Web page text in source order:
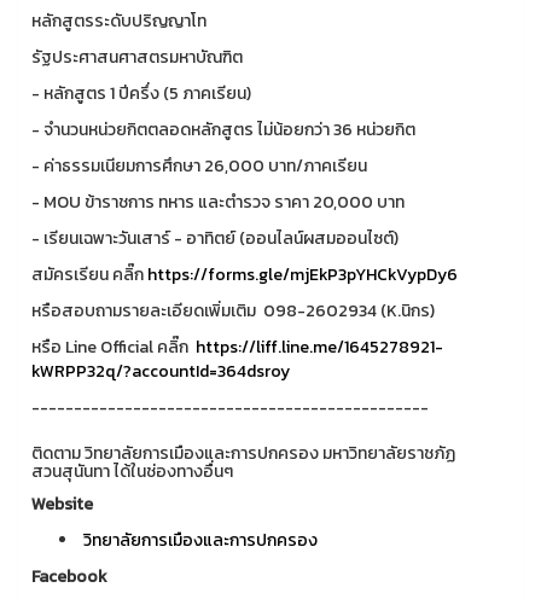
หลักสูตรระดับปริญญาโท
️รัฐประศาสนศาสตรมหาบัณฑิต
- หลักสูตร 1 ปีครึ่ง (5 ภาคเรียน)
- จำนวนหน่วยกิตตลอดหลักสูตร ไม่น้อยกว่า 36 หน่วยกิต
- ค่าธรรมเนียมการศึกษา 26,000 บาท/ภาคเรียน
- MOU ข้าราชการ ทหาร และตำรวจ ราคา 20,000 บาท
- เรียนเฉพาะวันเสาร์ - อาทิตย์ (ออนไลน์ผสมออนไซต์)
สมัครเรียน คลิ๊กhttps://forms.gle/mjEkP3pYHCkVypDy6
หรือสอบถามรายละเอียดเพิ่มเติม ️ 098-2602934 (K.นิกร)
หรือ Line Official คลิ๊ก https://liff.line.me/1645278921-
kWRPP32q/?accountId=364dsroy
-----------------------------------------------
ติดตาม วิทยาลัยการเมืองและการปกครอง มหาวิทยาลัยราชภัฏ
สวนสุนันทา ได้ในช่องทางอื่นๆ
Website
วิทยาลัยการเมืองและการปกครอง
Facebook